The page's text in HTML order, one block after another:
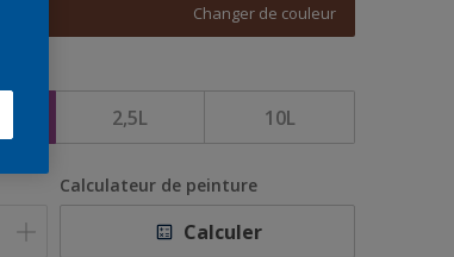
Changer de couleur
2,5L 10L
Calculateur de peinture
Calculer